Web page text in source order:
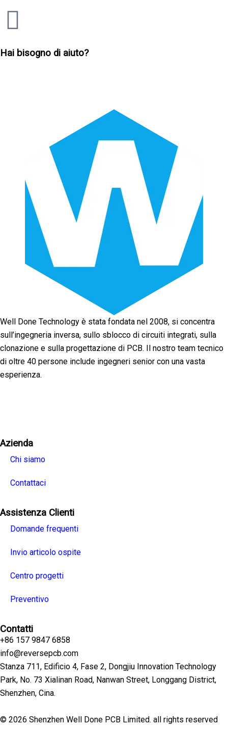
Hai bisogno di aiuto?
Well Done Technology è stata fondata nel 2008, si concentra
sull’ingegneria inversa, sullo sblocco di circuiti integrati, sulla
clonazione e sulla progettazione di PCB. Il nostro team tecnico
di oltre 40 persone include ingegneri senior con una vasta
esperienza.
Azienda
Chi siamo
Contattaci
Assistenza Clienti
Domande frequenti
Invio articolo ospite
Centro progetti
Preventivo
Contatti
+86 157 9847 6858
info@reversepcb.com
Stanza 711, Edificio 4, Fase 2, Dongjiu Innovation Technology
Park, No. 73 Xialinan Road, Nanwan Street, Longgang District,
Shenzhen, Cina.
© 2026 Shenzhen Well Done PCB Limited. all rights reserved